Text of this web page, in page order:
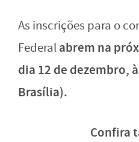
As inscrições para o
Federalabrem na
dia 12 de dezembro,
Brasília).
Confira